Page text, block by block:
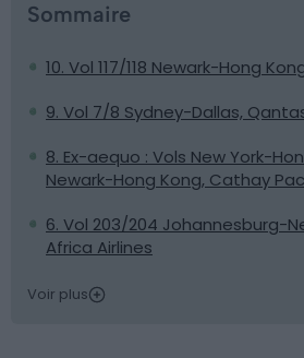
Sommaire
10. Vol 117/118 Newark-Hong
9. Vol 7/8 Sydney-Dallas,
8. Ex-aequo : Vols New York-
Newark-Hong Kong, Cathay
6. Vol 203/204 Johannesburg-
Africa Airlines
Voir plus